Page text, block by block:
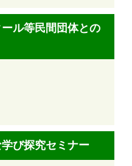
ル等民間団体との
び探究セミナー